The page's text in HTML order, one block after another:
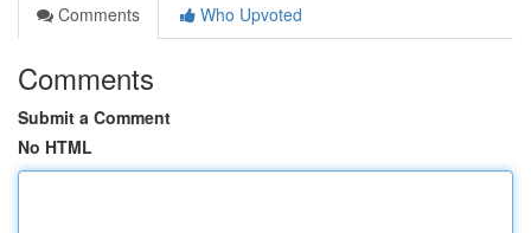
Comments
Who Upvoted
Comments
Submit a Comment
No HTML